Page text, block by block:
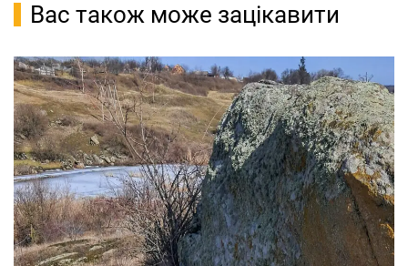
Вас також може зацікавити